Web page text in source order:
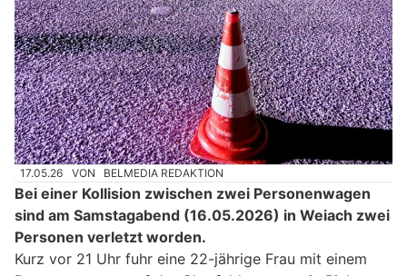
17.05.26 VON BELMEDIA REDAKTION
Bei einer Kollision zwischen zwei Personenwagen
sind am Samstagabend (16.05.2026) in Weiach zwei
Personen verletzt worden.
Kurz vor 21 Uhr fuhr eine 22-jährige Frau mit einem